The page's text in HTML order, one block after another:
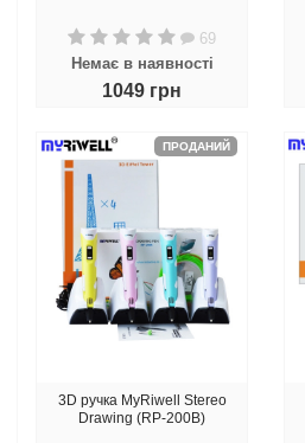
69
Немає в наявності
1049 грн
ПРОДАНИЙ
3D ручка MyRiwell Stereo
Drawing (RP-200B)